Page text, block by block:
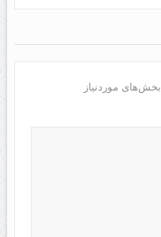
بخش‌های موردنیاز